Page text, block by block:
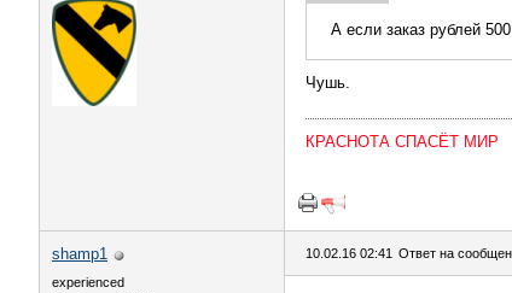
А если заказ рублей
Чушь.
КРАСНОТА СПАСЁТ МИР
shamp1
experienced
10.02.16 02:41 Ответ на